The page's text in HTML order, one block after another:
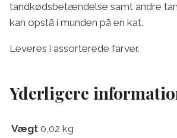
tandkødsbetændelse samt andre
kan opstå i munden på en kat.
Leveres i assorterede farver.
Yderligere
Vægt 0,02 kg